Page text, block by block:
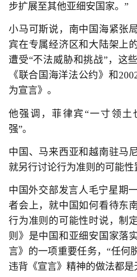
步扩展至其他亚细安国家。”
小马可斯说，南中国海紧张
宾在专属经济区和大陆架上
遭受“不法威胁和挑战”，这
《联合国海洋法公约》和
为宣言》。
他强调，菲律宾“一寸领土
强”。
中国、马来西亚和越南驻马
就另行讨论行为准则的可能性
中国外交部发言人毛宁星期
者会上，就中国如何看待东
行为准则的可能性时说，制
则》是中国和亚细安国家落
言》的一项重要任务，“任何
违背《宣言》精神的做法都是